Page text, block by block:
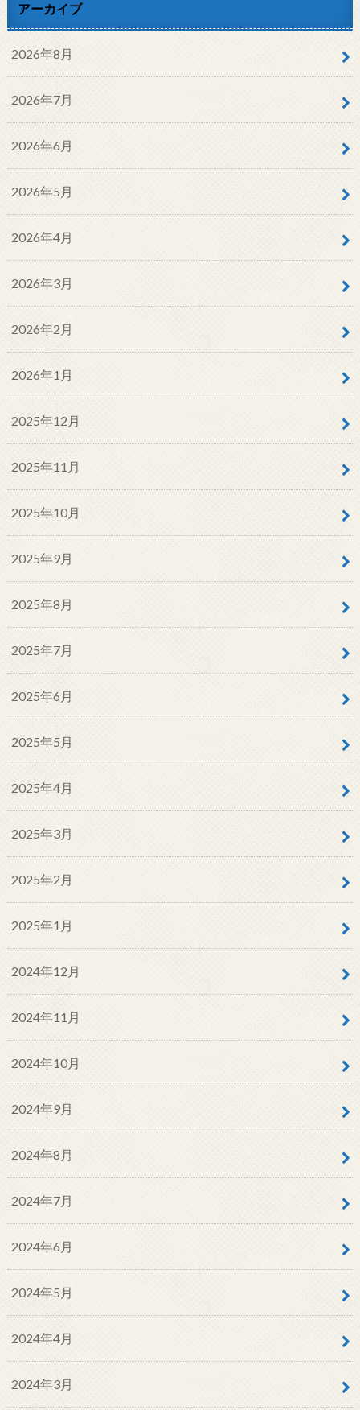
アーカイブ
2026年8月
2026年7月
2026年6月
2026年5月
2026年4月
2026年3月
2026年2月
2026年1月
2025年12月
2025年11月
2025年10月
2025年9月
2025年8月
2025年7月
2025年6月
2025年5月
2025年4月
2025年3月
2025年2月
2025年1月
2024年12月
2024年11月
2024年10月
2024年9月
2024年8月
2024年7月
2024年6月
2024年5月
2024年4月
2024年3月